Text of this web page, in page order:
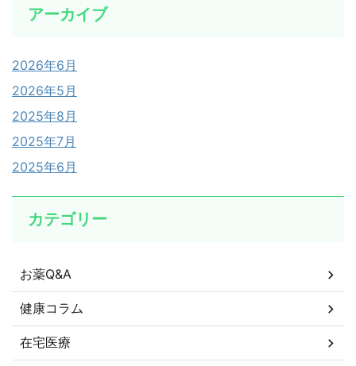
アーカイブ
2026年6月
2026年5月
2025年8月
2025年7月
2025年6月
カテゴリー
お薬Q&A
健康コラム
在宅医療